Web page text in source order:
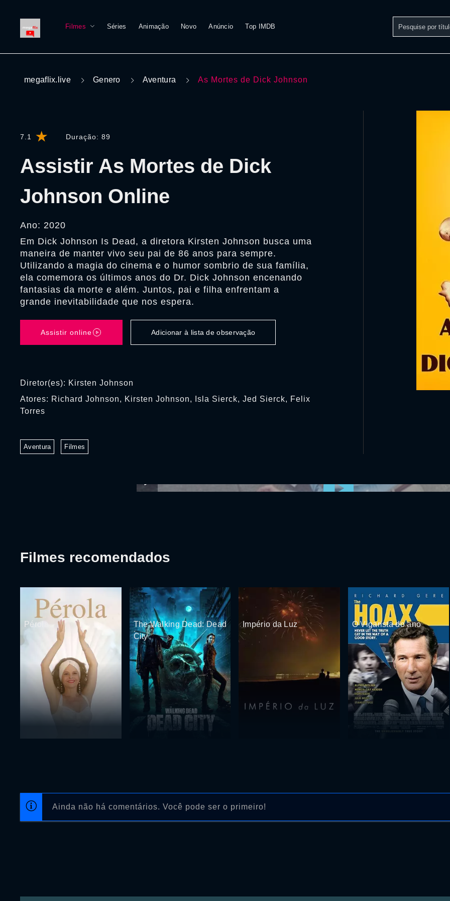
Filmes Séries Animação Novo Anúncio Top IMDB
megaflix.live Genero Aventura As Mortes de Dick Johnson
7.1 Duração: 89
Assistir As Mortes de Dick
Johnson Online
Ano: 2020
Em Dick Johnson Is Dead, a diretora Kirsten Johnson busca uma
maneira de manter vivo seu pai de 86 anos para sempre.
Utilizando a magia do cinema e o humor sombrio de sua família,
ela comemora os últimos anos do Dr. Dick Johnson encenando
fantasias da morte e além. Juntos, pai e filha enfrentam a
grande inevitabilidade que nos espera.
Assistir online Adicionar à lista de observação
Diretor(es): Kirsten Johnson
Atores: Richard Johnson, Kirsten Johnson, Isla Sierck, Jed Sierck, Felix
Torres
Aventura Filmes
Ainda não há comentários. Você pode ser o primeiro!
Filmes recomendados
Pérola
The Walking Dead: Dead
City
Império da Luz O Vigarista do ano